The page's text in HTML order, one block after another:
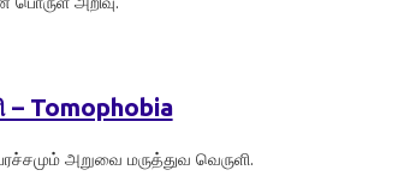
– Tomophobia
அறுவை மருத்துவ வெருளி.